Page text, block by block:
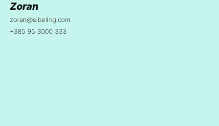
Zoran
zoran@sibeling.com
+385 95 3000 333